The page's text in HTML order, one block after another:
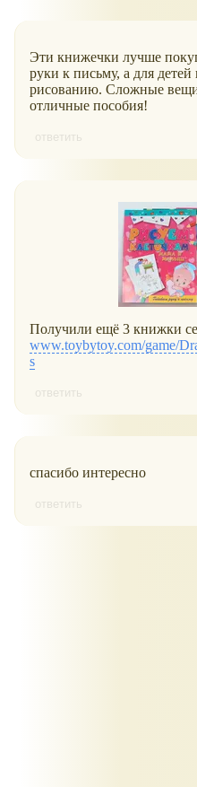
Эти книжечки лучше
руки к письму, а для
рисованию. Сложные вещи
отличные пособия!
ответить
Получили ещё 3 книжки
www.toybytoy.com/game/
s
ответить
спасибо интересно
ответить